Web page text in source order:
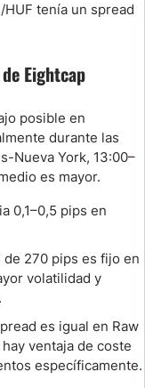
tenía un spread
Eightcap
posible en
durante las
Nueva York, 13:00–
es mayor.
0,1–0,5 pips en
de 270 pips es fijo en
volatilidad y
es igual en Raw
ventaja de coste
específicamente.